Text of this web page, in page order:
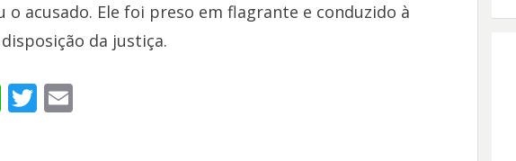
o acusado. Ele foi preso em flagrante e conduzido à
da justiça.
W T E